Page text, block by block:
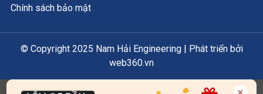
Chính sách bảo mật
© Copyright 2025 Nam Hải Engineering | Phát triển bởi
web360.vn